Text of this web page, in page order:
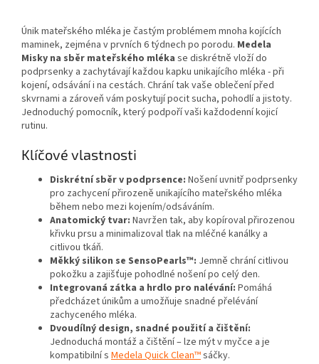
Únik mateřského mléka je častým problémem mnoha kojících
maminek, zejména v prvních 6 týdnech po porodu. Medela
Misky na sběr mateřského mléka se diskrétně vloží do
podprsenky a zachytávají každou kapku unikajícího mléka - při
kojení, odsávání i na cestách. Chrání tak vaše oblečení před
skvrnami a zároveň vám poskytují pocit sucha, pohodlí a jistoty.
Jednoduchý pomocník, který podpoří vaši každodenní kojicí
rutinu.
Klíčové vlastnosti
Diskrétní sběr v podprsence: Nošení uvnitř podprsenky
pro zachycení přirozeně unikajícího mateřského mléka
během nebo mezi kojením/odsáváním.
Anatomický tvar: Navržen tak, aby kopíroval přirozenou
křivku prsu a minimalizoval tlak na mléčné kanálky a
citlivou tkáň.
Měkký silikon se SensoPearls™: Jemně chrání citlivou
pokožku a zajišťuje pohodlné nošení po celý den.
Integrovaná zátka a hrdlo pro nalévání: Pomáhá
předcházet únikům a umožňuje snadné přelévání
zachyceného mléka.
Dvoudílný design, snadné použití a čištění:
Jednoduchá montáž a čištění – lze mýt v myčce a je
kompatibilní s Medela Quick Clean™sáčky.